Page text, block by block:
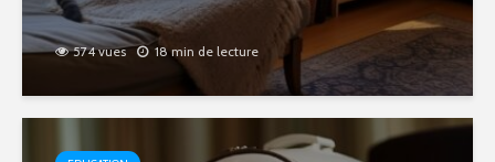
574 vues 18 min de lecture